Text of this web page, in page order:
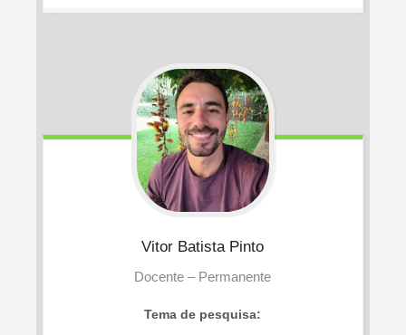
Vitor Batista Pinto
Docente – Permanente
Tema de pesquisa: